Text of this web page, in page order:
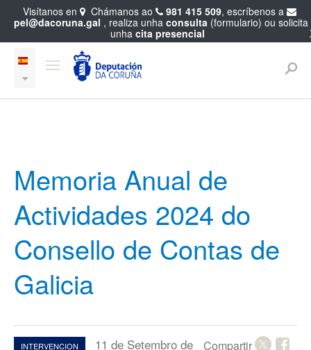
Memoria Anual de
Actividades 2024 do
Consello de Contas de
Galicia
INTERVENCION
11 de Setembro de
Compartir
Visítanos en Chámanos ao 981 415 509, escríbenos a
pel@dacoruna.gal , realiza unha consulta(formulario) ou solicita
unha cita presencial